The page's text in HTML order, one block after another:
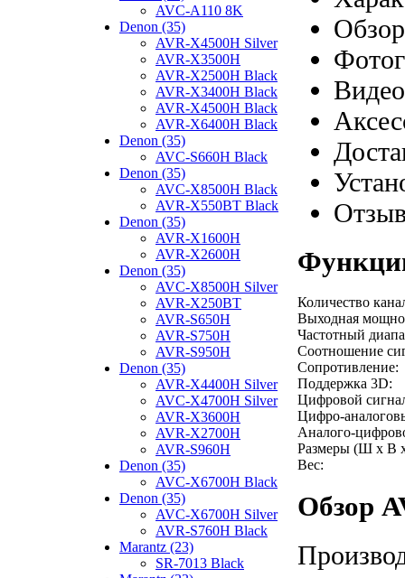
AVC-A110 8K
Denon (35)
AVR-X4500H Silver
AVR-X3500H
AVR-X2500H Black
AVR-X3400H Black
AVR-X4500H Black
AVR-X6400H Black
Denon (35)
AVC-S660H Black
Denon (35)
AVC-X8500H Black
AVR-X550BT Black
Denon (35)
AVR-X1600H
AVR-X2600H
Denon (35)
AVC-X8500H Silver
AVR-X250BT
AVR-S650H
AVR-S750H
AVR-S950H
Denon (35)
AVR-X4400H Silver
AVC-X4700H Silver
AVR-X3600H
AVR-X2700H
AVR-S960H
Denon (35)
AVC-X6700H Black
Denon (35)
AVC-X6700H Silver
AVR-S760H Black
Marantz (23)
SR-7013 Black
Обзор
Видео
Количество
Выходная
Частотный
Соотношение
Сопротивление:
Поддержка 3D:
Цифровой
Цифро-
Аналого-
Размеры (Ш x В
Вес:
Обзор